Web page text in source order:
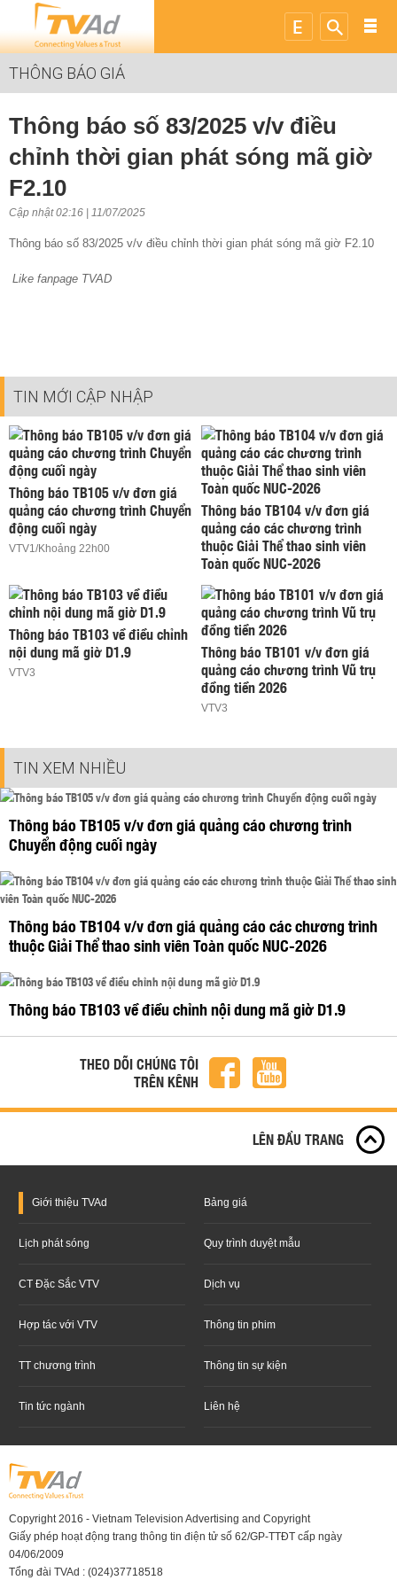
THÔNG BÁO GIÁ
Thông báo số 83/2025 v/v điều
chỉnh thời gian phát sóng mã giờ
F2.10
Cập nhật 02:16 | 11/07/2025
Thông báo số 83/2025 v/v điều chỉnh thời gian phát sóng mã giờ F2.10
Like fanpage TVAD
TIN MỚI CẬP NHẬP
Thông báo TB105 v/v đơn giá
quảng cáo chương trình Chuyển
động cuối ngày
VTV1/Khoảng 22h00
Thông báo TB104 v/v đơn giá
quảng cáo các chương trình
thuộc Giải Thể thao sinh viên
Toàn quốc NUC-2026
Thông báo TB103 về điều chỉnh
nội dung mã giờ D1.9
VTV3
Thông báo TB101 v/v đơn giá
quảng cáo chương trình Vũ trụ
đồng tiền 2026
VTV3
TIN XEM NHIỀU
Thông báo TB105 v/v đơn giá quảng cáo chương trình
Chuyển động cuối ngày
Thông báo TB104 v/v đơn giá quảng cáo các chương trình
thuộc Giải Thể thao sinh viên Toàn quốc NUC-2026
Thông báo TB103 về điều chỉnh nội dung mã giờ D1.9
THEO DÕI CHÚNG TÔI
TRÊN KÊNH
LÊN ĐẦU TRANG
Giới thiệu TVAd Bảng giá
Lịch phát sóng Quy trình duyệt mẫu
CT Đặc Sắc VTV Dịch vụ
Hợp tác với VTV Thông tin phim
TT chương trình Thông tin sự kiện
Tin tức ngành Liên hệ
Copyright 2016 - Vietnam Television Advertising and Copyright
Giấy phép hoạt động trang thông tin điện tử số 62/GP-TTĐT cấp ngày
04/06/2009
Tổng đài TVAd : (024)37718518